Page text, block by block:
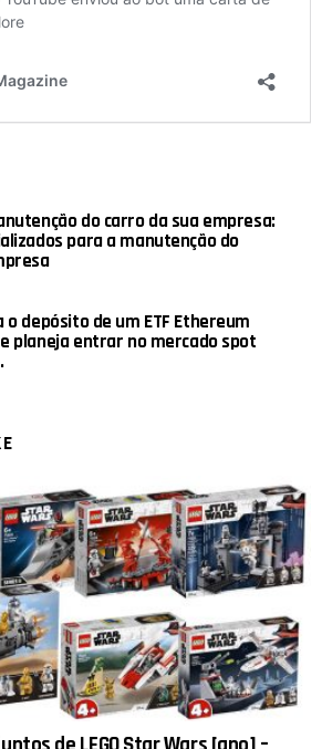
do carro da sua empresa:
para a manutenção do
o depósito de um ETF Ethereum
planeja entrar no mercado spot